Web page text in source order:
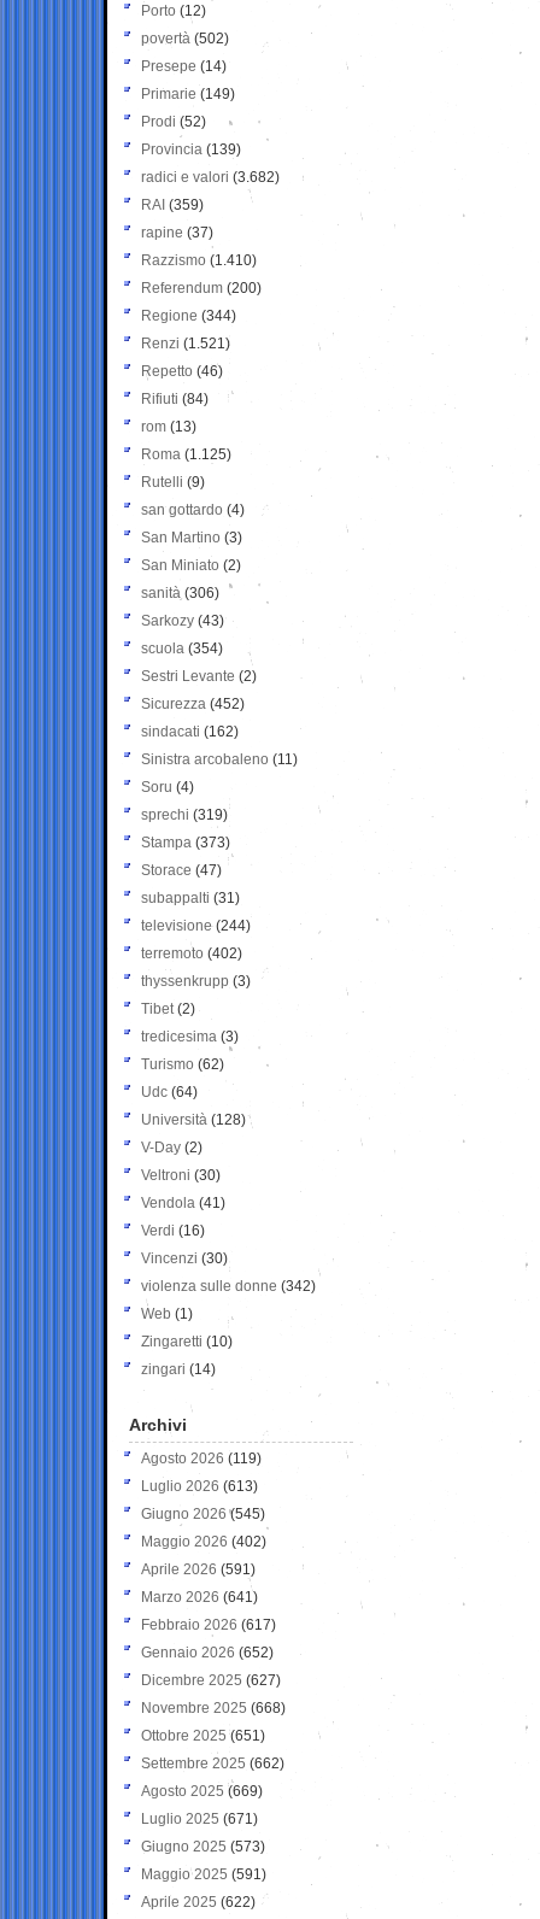
Porto (12)
povertà (502)
Presepe (14)
Primarie (149)
Prodi (52)
Provincia (139)
radici e valori (3.682)
RAI (359)
rapine (37)
Razzismo (1.410)
Referendum (200)
Regione (344)
Renzi (1.521)
Repetto (46)
Rifiuti (84)
rom (13)
Roma (1.125)
Rutelli (9)
san gottardo (4)
San Martino (3)
San Miniato (2)
sanità (306)
Sarkozy (43)
scuola (354)
Sestri Levante (2)
Sicurezza (452)
sindacati (162)
Sinistra arcobaleno (11)
Soru (4)
sprechi (319)
Stampa (373)
Storace (47)
subappalti (31)
televisione(244)
terremoto (402)
thyssenkrupp (3)
Tibet(2)
tredicesima (3)
Turismo (62)
Udc (64)
Università (128)
V-Day (2)
Veltroni (30)
Vendola (41)
Verdi (16)
Vincenzi (30)
violenza sulle donne (342)
Web (1)
Zingaretti (10)
zingari (14)
Archivi
Agosto 2026 (119)
Luglio 2026 (613)
Giugno 2026 (545)
Maggio 2026 (402)
Aprile 2026 (591)
Marzo 2026 (641)
Febbraio 2026 (617)
Gennaio 2026 (652)
Dicembre 2025 (627)
Novembre 2025 (668)
Ottobre 2025 (651)
Settembre 2025 (662)
Agosto 2025 (669)
Luglio 2025 (671)
Giugno 2025 (573)
Maggio 2025 (591)
Aprile 2025 (622)